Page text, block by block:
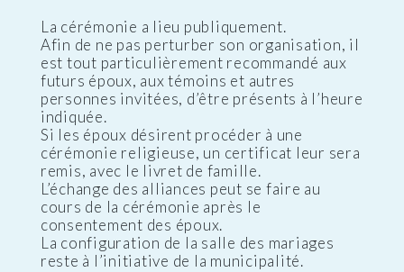
La cérémonie a lieu publiquement.
Afin de ne pas perturber son organisation, il
est tout particulièrement recommandé aux
futurs époux, aux témoins et autres
personnes invitées, d’être présents à l’heure
indiquée.
Si les époux désirent procéder à une
cérémonie religieuse, un certificat leur sera
remis, avec le livret de famille.
L’échange des alliances peut se faire au
cours de la cérémonie après le
consentement des époux.
La configuration de la salle des mariages
reste à l’initiative de la municipalité.